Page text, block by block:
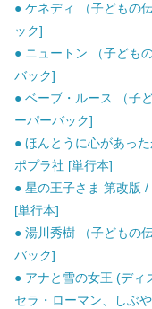
● ケネディ （子どもの
ック]
● ニュートン （子ども
バック]
● ベーブ・ルース （子
ーパーバック]
● ほんとうに心があっ
ポプラ社 [単行本]
● 星の王子さま 第改版
[単行本]
● 湯川秀樹 （子どもの
バック]
● アナと雪の女王 (ディ
セラ・ローマン、しぶ